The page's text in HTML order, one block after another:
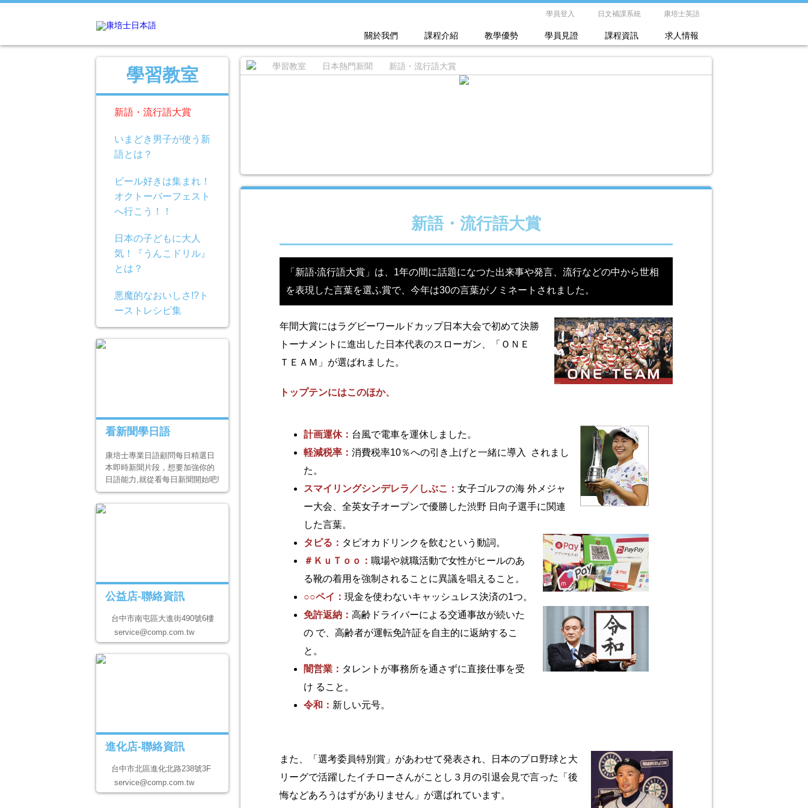
學員登入 日文補課系統 康培士英語
關於我們 課程介紹 教學優勢 學員見證 課程資訊 求人情報
學習教室
新語・流行語大賞
いまどき男子が使う新
語とは？
ビール好きは集まれ！
オクトーバーフェスト
へ行こう！！
日本の子どもに大人
気！『うんこドリル』
とは？
悪魔的なおいしさ!?ト
ーストレシピ集
看新聞學日語
康培士專業日語顧問每日精選日
本即時新聞片段，想要加強你的
日語能力,就從看每日新聞開始吧!
公益店-聯絡資訊
台中市南屯區大進街490號6樓
service@comp.com.tw
進化店-聯絡資訊
台中市北區進化北路238號3F
service@comp.com.tw
學習教室 日本熱門新聞 新語・流行語大賞
新語・流行語大賞
「新語‧流行語大賞」は、1年の間に話題になつた出来事や発言、流行などの中から世相
を表現した言葉を選ふ賞で、今年は30の言葉がノミネートされました。
年間大賞にはラグビーワールドカップ日本大会で初めて決勝
トーナメントに進出した日本代表のスローガン、「ＯＮＥ
ＴＥＡＭ」が選ばれました。
トップテンにはこのほか、
計画運休： 台風で電車を運休しました。
軽減税率： 消費税率10％への引き上げと一緒に導入  されまし
た。
スマイリングシンデレラ／しぶこ： 女子ゴルフの海 外メジャ
ー大会、全英女子オープンで優勝した渋野 日向子選手に関連
した言葉。
タピる： タピオカドリンクを飲むという動詞。
＃ＫｕＴｏｏ： 職場や就職活動で女性がヒールのあ
る靴の着用を強制されることに異議を唱えること。
○○ペイ： 現金を使わないキャッシュレス決済の1つ。
免許返納： 高齢ドライバーによる交通事故が続いた
の で、高齢者が運転免許証を自主的に返納するこ
と。
闇営業： タレントが事務所を通さずに直接仕事を受
け ること。
令和： 新しい元号。
また、「選考委員特別賞」があわせて発表され、日本のプロ野球と大
リーグで活躍したイチローさんがことし３月の引退会見で言った「後
悔などあろうはずがありません」が選ばれています。